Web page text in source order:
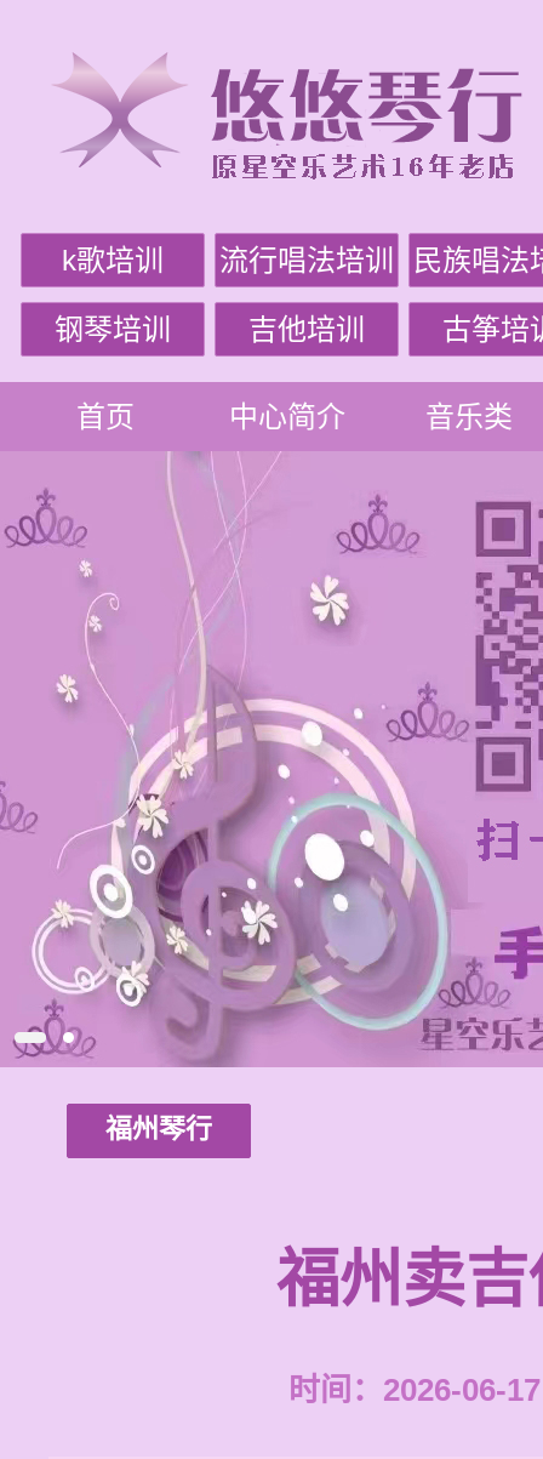
k歌培训 流行唱法培训 民族唱法
钢琴培训 吉他培训 古筝培
首页 中心简介 音乐类
福州琴行
福州卖
时间：2026-06-